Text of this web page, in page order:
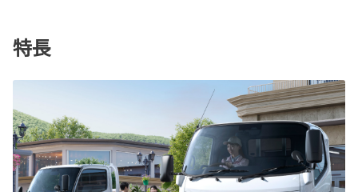
特長